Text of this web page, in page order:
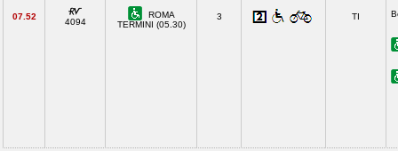
07.52
4094
ROMA
TERMINI (05.30)
3 TI